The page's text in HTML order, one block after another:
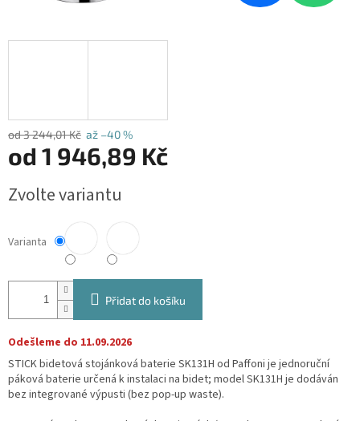
od 3 244,01 Kč až –40 %
od 1 946,89 Kč
cena:
Zvolte variantu
Varianta
Přidat do košíku
Odešleme do 11.09.2026
STICK bidetová stojánková baterie SK131H od Paffoni je jednoruční
páková baterie určená k instalaci na bidet; model SK131H je dodáván
bez integrované výpusti (bez pop‑up waste).